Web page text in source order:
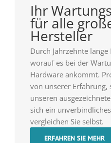
Ihr
für alle
Hersteller
Durch Jahrzehnte
worauf es bei der
Hardware ankommt.
von unserer Erfahrung,
unseren
sich ein
vergleichen Sie selbst.
ERFAHREN SIE MEHR